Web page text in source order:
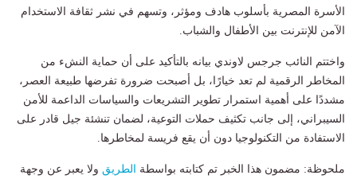
الأسرة المصرية بأسلوب هادف ومؤثر، وتسهم في نشر ثقافة الاستخدام
الآمن للإنترنت بين الأطفال والشباب.
واختتم النائب جرجس لاوندي بيانه بالتأكيد على أن حماية النشء من
المخاطر الرقمية لم تعد خيارًا، بل أصبحت ضرورة تفرضها طبيعة العصر،
مشددًا على أهمية استمرار تطوير التشريعات والسياسات الداعمة للأمن
السيبراني، إلى جانب تكثيف حملات التوعية، لضمان تنشئة جيل قادر على
الاستفادة من التكنولوجيا دون أن يقع فريسة لمخاطرها.
ملحوظة: مضمون هذا الخبر تم كتابته بواسطة الطريق ولا يعبر عن وجهة